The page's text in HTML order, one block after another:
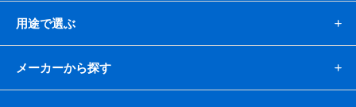
用途で選ぶ
メーカーから探す